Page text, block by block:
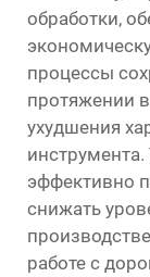
обработки,
процессы
протяжении
ухудшения
эффективно
снижать
работе с